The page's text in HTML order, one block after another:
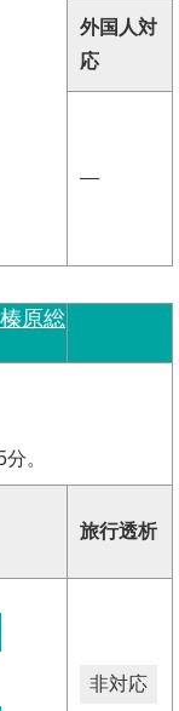
外国人対
応
―
原総
。
旅行透析
非対応